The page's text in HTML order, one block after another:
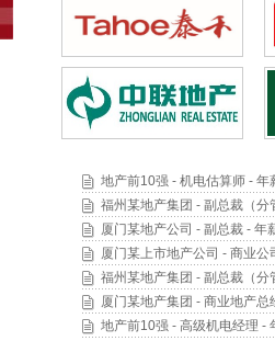
地产前10强 - 机电估算师 - 年
福州某地产集团 - 副总裁（
厦门某地产公司 - 副总裁 - 年
厦门某上市地产公司 - 商业
福州某地产集团 - 副总裁（
厦门某地产集团 - 商业地产
地产前10强 - 高级机电经理 -